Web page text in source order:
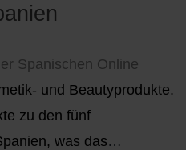
Spanischen Online
und Beautyprodukte.
zu den fünf
was das